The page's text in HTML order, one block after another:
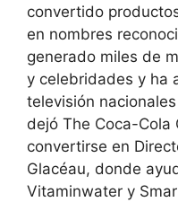
convertido
en nombres
generado miles de
y celebridades y ha
televisión
dejó The Coca-Cola
convertirse en
Glacéau, donde
Vitaminwater y